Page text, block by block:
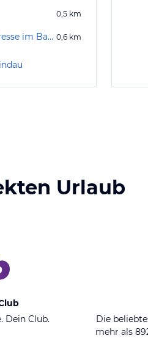
0,5 km
Schmitt & Hahn Buch und Presse im Bahnhof Lindau 0,6 km
Urlaub
Dein Club.
Die
mehr als